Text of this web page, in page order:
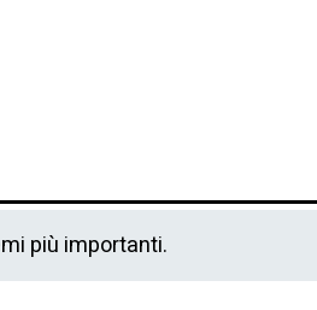
più importanti.